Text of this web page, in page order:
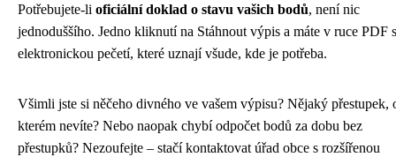
Potřebujete-li oficiální doklad o stavu vašich bodů, není nic
jednoduššího. Jedno kliknutí na Stáhnout výpis a máte v ruce PDF s
elektronickou pečetí, které uznají všude, kde je potřeba.
Všimli jste si něčeho divného ve vašem výpisu? Nějaký přestupek,
kterém nevíte? Nebo naopak chybí odpočet bodů za dobu bez
přestupků? Nezoufejte – stačí kontaktovat úřad obce s rozšířenou